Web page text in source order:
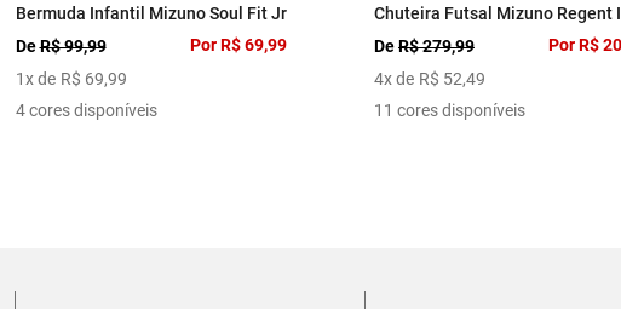
Bermuda Infantil Mizuno Soul Fit Jr
DeR$ 99,99
1x de R$ 69,99
Por R$ 69,99
4 cores disponíveis
Chuteira Futsal Mizuno Regent
DeR$ 279,99
4x de R$ 52,49
Por R$
11 cores disponíveis